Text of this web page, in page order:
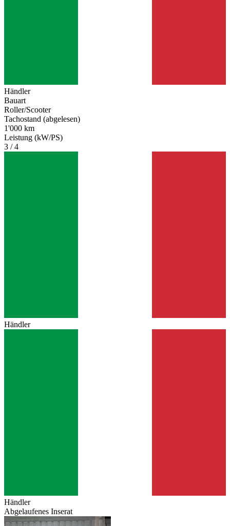
Händler
Bauart
Roller/Scooter
Tachostand (abgelesen)
1'000 km
Leistung (kW/PS)
3 / 4
Händler
Händler
Abgelaufenes Inserat